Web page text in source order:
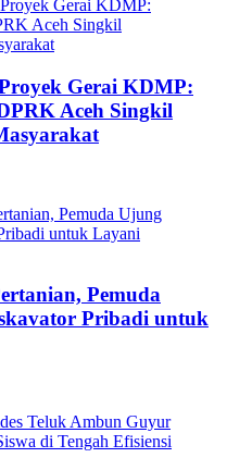
Gerai KDMP:
Aceh Singkil
Pemuda
Pribadi untuk